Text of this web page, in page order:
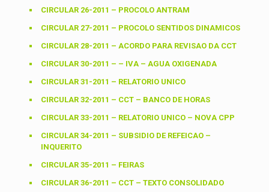
CIRCULAR 26-2011 – PROCOLO ANTRAM
CIRCULAR 27-2011 – PROCOLO SENTIDOS DINAMICOS
CIRCULAR 28-2011 – ACORDO PARA REVISAO DA CCT
CIRCULAR 30-2011 – – IVA – AGUA OXIGENADA
CIRCULAR 31-2011 – RELATORIO UNICO
CIRCULAR 32-2011 – CCT – BANCO DE HORAS
CIRCULAR 33-2011 – RELATORIO UNICO – NOVA CPP
CIRCULAR 34-2011 – SUBSIDIO DE REFEICAO –
INQUERITO
CIRCULAR 35-2011 – FEIRAS
CIRCULAR 36-2011 – CCT – TEXTO CONSOLIDADO